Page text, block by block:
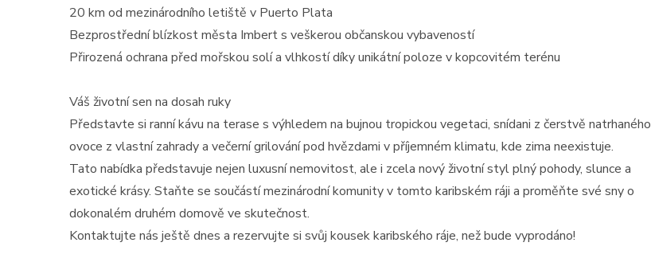
20 km od mezinárodního letiště v Puerto Plata
Bezprostřední blízkost města Imbert s veškerou občanskou vybaveností
Přirozená ochrana před mořskou solí a vlhkostí díky unikátní poloze v kopcovitém terénu
Váš životní sen na dosah ruky
Představte si ranní kávu na terase s výhledem na bujnou tropickou vegetaci, snídani z čerstvě natrhaného
ovoce z vlastní zahrady a večerní grilování pod hvězdami v příjemném klimatu, kde zima neexistuje.
Tato nabídka představuje nejen luxusní nemovitost, ale i zcela nový životní styl plný pohody, slunce a
exotické krásy. Staňte se součástí mezinárodní komunity v tomto karibském ráji a proměňte své sny o
dokonalém druhém domově ve skutečnost.
Kontaktujte nás ještě dnes a rezervujte si svůj kousek karibského ráje, než bude vyprodáno!